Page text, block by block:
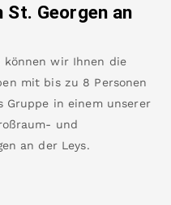
St. Georgen an
können wir Ihnen die
mit bis zu 8 Personen
Gruppe in einem unserer
und
an der Leys.